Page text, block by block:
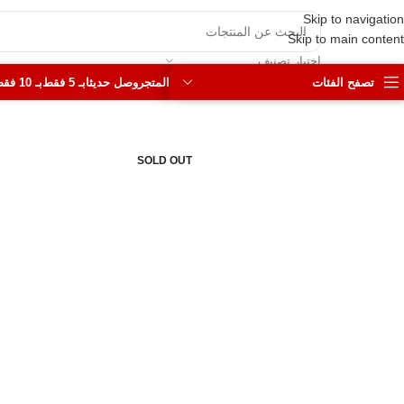
Skip to navigation
Skip to main content
اختيار تصنيف
تصفح الفئات المتجر وصل حديثابـ 5 فقط بـ 10 فقط
SOLD OUT